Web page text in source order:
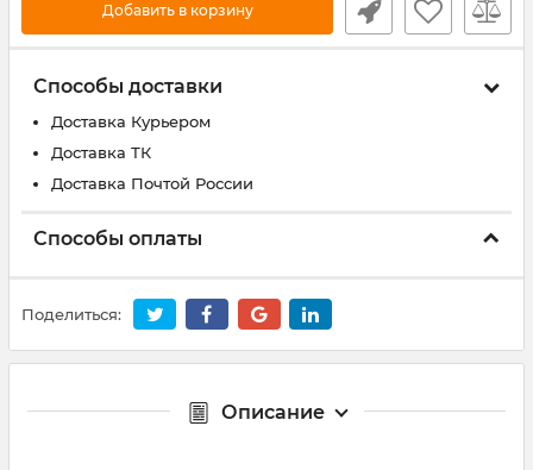
Добавить в корзину
Способы доставки
Доставка Курьером
Доставка ТК
Доставка Почтой России
Способы оплаты
Поделиться:
Описание